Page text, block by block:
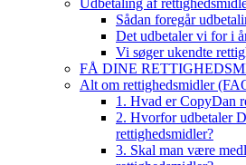
Udbetaling af
Sådan foregår
Det udbetaler vi for i
Vi søger ukendte
FÅ DINE
Alt om rettighedsmidler
1. Hvad er CopyDan
2. Hvorfor udbetaler
rettighedsmidler?
3. Skal man være